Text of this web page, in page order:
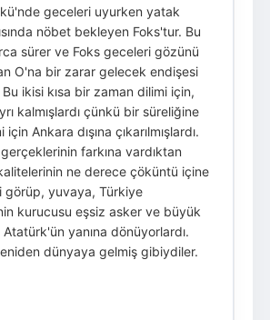
geceleri uyurken yatak
nöbet bekleyen Foks'tur. Bu
sürer ve Foks geceleri gözünü
O'na bir zarar gelecek endişesi
Bu ikisi kısa bir zaman dilimi için,
kalmışlardı çünkü bir süreliğine
Ankara dışına çıkarılmışlardı.
gerçeklerinin farkına vardıktan
ne derece çöküntü içine
görüp, yuvaya, Türkiye
kurucusu eşsiz asker ve büyük
yanına dönüyorlardı.
dünyaya gelmiş gibiydiler.